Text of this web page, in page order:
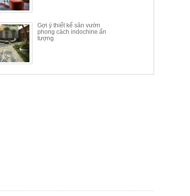
Gợi ý thiết kế sân vườn
phong cách indochine ấn
tượng